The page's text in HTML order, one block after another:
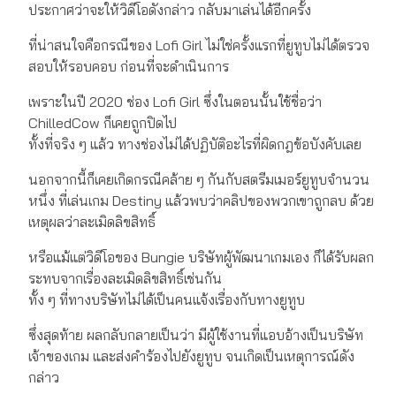
ประกาศว่าจะให้วิดีโอดังกล่าว กลับมาเล่นได้อีกครั้ง
ที่น่าสนใจคือกรณีของ Lofi Girl ไม่ใช่ครั้งแรกที่ยูทูบไม่ได้ตรวจ
สอบให้รอบคอบ ก่อนที่จะดำเนินการ
เพราะในปี 2020 ช่อง Lofi Girl ซึ่งในตอนนั้นใช้ชื่อว่า
ChilledCow ก็เคยถูกปิดไป
ทั้งที่จริง ๆ แล้ว ทางช่องไม่ได้ปฏิบัติอะไรที่ผิดกฎข้อบังคับเลย
นอกจากนี้ก็เคยเกิดกรณีคล้าย ๆ กันกับสตรีมเมอร์ยูทูบจำนวน
หนึ่ง ที่เล่นเกม Destiny แล้วพบว่าคลิปของพวกเขาถูกลบ ด้วย
เหตุผลว่าละเมิดลิขสิทธิ์
หรือแม้แต่วิดีโอของ Bungie บริษัทผู้พัฒนาเกมเอง ก็ได้รับผลก
ระทบจากเรื่องละเมิดลิขสิทธิ์เช่นกัน
ทั้ง ๆ ที่ทางบริษัทไม่ได้เป็นคนแจ้งเรื่องกับทางยูทูบ
ซึ่งสุดท้าย ผลกลับกลายเป็นว่า มีผู้ใช้งานที่แอบอ้างเป็นบริษัท
เจ้าของเกม และส่งคำร้องไปยังยูทูบ จนเกิดเป็นเหตุการณ์ดัง
กล่าว